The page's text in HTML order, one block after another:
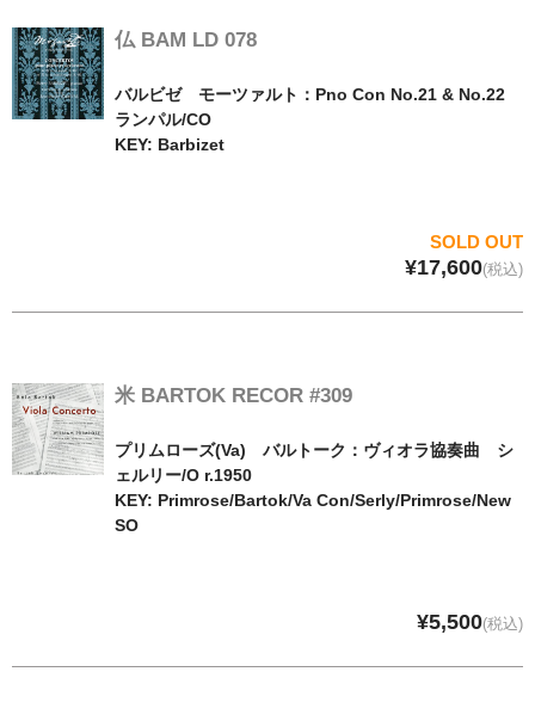
仏 BAM LD 078
バルビゼ モーツァルト：Pno Con No.21 & No.22
ランパル/CO
KEY: Barbizet
SOLD OUT
¥17,600(税込)
米 BARTOK RECOR #309
プリムローズ(Va) バルトーク：ヴィオラ協奏曲 シ
ェルリー/O r.1950
KEY: Primrose/Bartok/Va Con/Serly/Primrose/New
SO
¥5,500(税込)